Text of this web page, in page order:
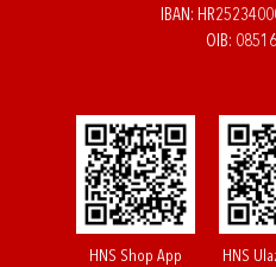
IBAN:
OIB:
HNS Shop App HNS